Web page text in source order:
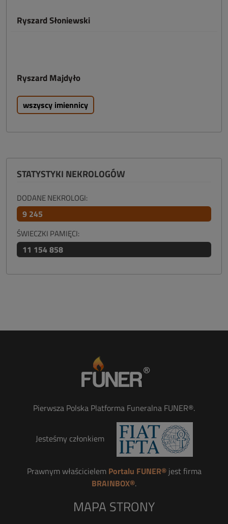
Ryszard Słoniewski
Ryszard Majdyło
wszyscy imiennicy
STATYSTYKI NEKROLOGÓW
DODANE NEKROLOGI:
9 245
ŚWIECZKI PAMIĘCI:
11 154 858
Pierwsza Polska Platforma Funeralna FUNER®.
Jesteśmy członkiem
Prawnym właścicielem Portalu FUNER®jest firma
BRAINBOX®.
MAPA STRONY